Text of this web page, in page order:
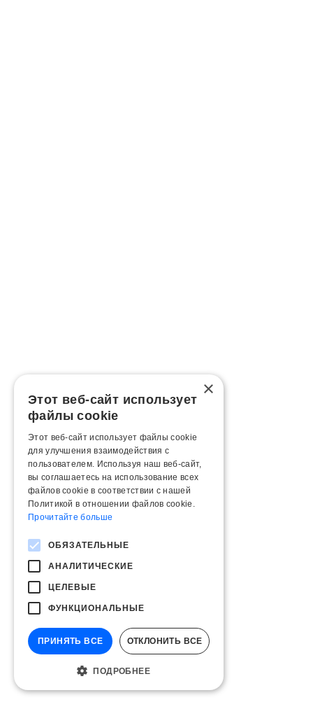
×
Этот веб-сайт использует
файлы cookie
Этот веб-сайт использует файлы cookie
для улучшения взаимодействия с
пользователем. Используя наш веб-сайт,
вы соглашаетесь на использование всех
файлов cookie в соответствии с нашей
Политикой в ​​отношении файлов cookie.
Прочитайте больше
ОБЯЗАТЕЛЬНЫЕ
АНАЛИТИЧЕСКИЕ
ЦЕЛЕВЫЕ
ФУНКЦИОНАЛЬНЫЕ
ПРИНЯТЬ ВСЕ ОТКЛОНИТЬ ВСЕ
ПОДРОБНЕЕ